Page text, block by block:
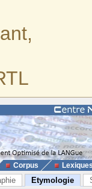
Corpus
Etymologie